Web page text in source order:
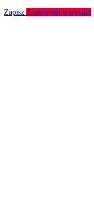
Zapisz Zaakceptuj wszystko